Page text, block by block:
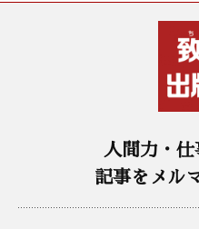
人間力・
記事をメル